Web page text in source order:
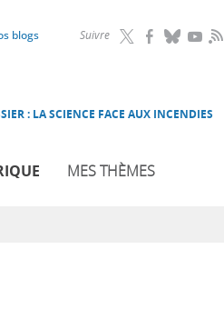
Suivre RSS
blogs
: LA SCIENCE FACE AUX INCENDIES
MES THÈMES